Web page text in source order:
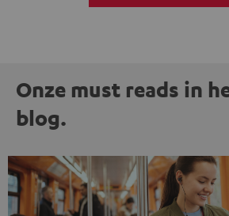
Onze must reads in
blog.